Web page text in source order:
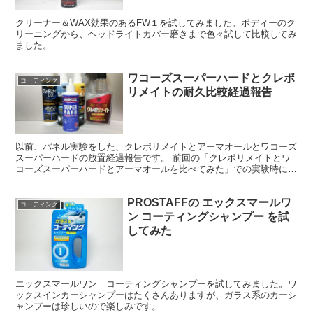
クリーナー＆WAX効果のあるFW１を試してみました。ボディーのク
リーニングから、ヘッドライトカバー磨きまで色々試して比較してみ
ました。
コーティング
ワコーズスーパーハードとクレポ
リメイトの耐久比較経過報告
以前、パネル実験をした、クレポリメイトとアーマオールとワコーズ
スーパーハードの放置経過報告です。 前回の「クレポリメイトとワ
コーズスーパーハードとアーマオールを比べてみた」での実験時に
コーティング
PROSTAFFの エックスマールワ
ン コーティングシャンプー を試
してみた
エックスマールワン コーティングシャンプーを試してみました。ワ
ックスインカーシャンプーはたくさんありますが、ガラス系のカーシ
ャンプーは珍しいので楽しみです。